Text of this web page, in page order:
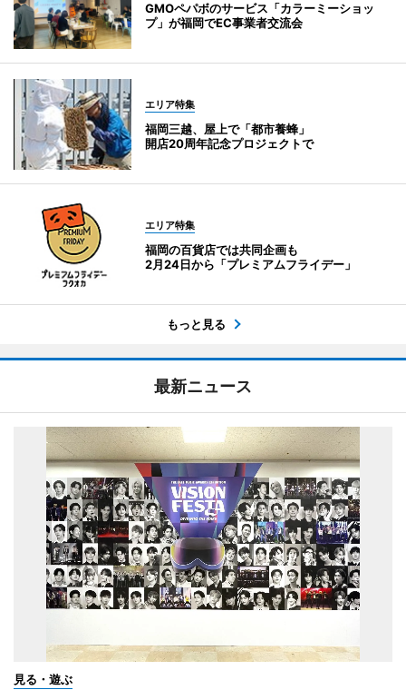
GMOペパボのサービス「カラーミーショッ
プ」が福岡でEC事業者交流会
エリア特集
福岡三越、屋上で「都市養蜂」
開店20周年記念プロジェクトで
エリア特集
福岡の百貨店では共同企画も
2月24日から「プレミアムフライデー」
もっと見る
最新ニュース
見る・遊ぶ